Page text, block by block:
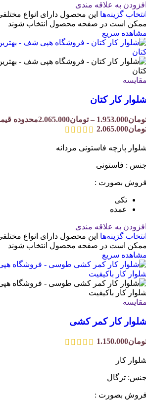
به علاقه مندی
گزینه‌ها این محصول دارای انواع
است در صفحه محصول انتخاب شوند
سریع
کار کتان
1.953.000
– تومان2.065.000
پارچه فاستونی مردانه
: فاستونی
بصورت :
تکی
عمده
به علاقه مندی
گزینه‌ها این محصول دارای انواع
است در صفحه محصول انتخاب شوند
سریع
کار کمر کشی
1.150.000
کار
ترگال
بصورت :